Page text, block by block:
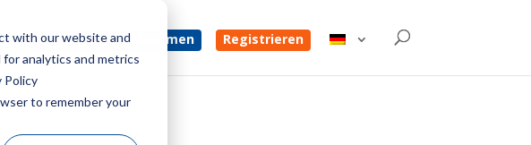
with our website and
analytics and metrics
Policy
to remember your
Ein Angebot bekommen Registrieren